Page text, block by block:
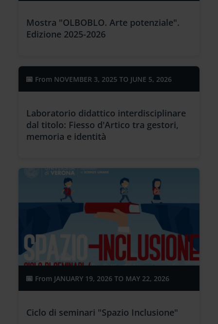
Mostra "OLBOBLO. Arte potenziale".
Edizione 2025-2026
From NOVEMBER 3, 2025 TO JUNE 5, 2026
Laboratorio didattico interdisciplinare
dal titolo: Fiesso d'Artico tra gestori,
memoria e identità
From JANUARY 19, 2026 TO MAY 22, 2026
Ciclo di seminari "Spazio Inclusione"